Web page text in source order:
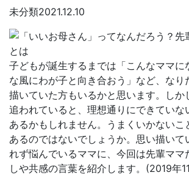
未分類2021.12.10
子どもが誕生するまでは「こんなママに
な風にわが子と向き合おう」など、なり
描いていた方もいるかと思います。しか
追われていると、理想通りにできていな
あるかもしれません。うまくいかないこ
あるのではないでしょうか。思い描いて
れず悩んでいるママに、今回は先輩ママ
しや共感の言葉を紹介します。(2019年